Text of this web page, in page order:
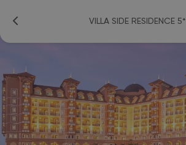
VILLA SIDE RESIDENCE 5*